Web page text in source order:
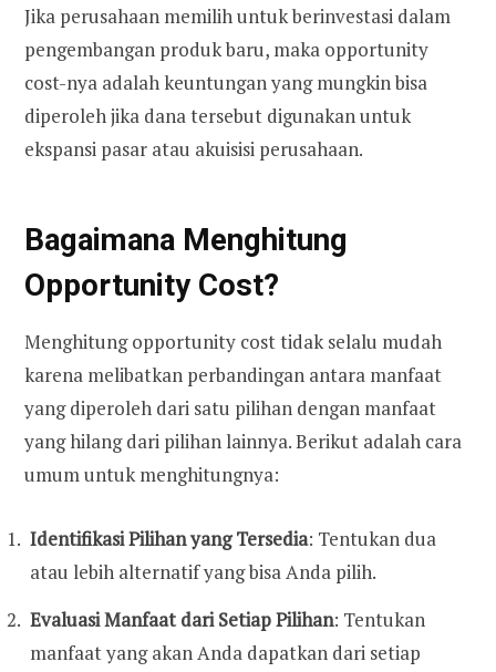
Jika perusahaan memilih untuk berinvestasi dalam
pengembangan produk baru, maka opportunity
cost-nya adalah keuntungan yang mungkin bisa
diperoleh jika dana tersebut digunakan untuk
ekspansi pasar atau akuisisi perusahaan.
Bagaimana Menghitung
Opportunity Cost?
Menghitung opportunity cost tidak selalu mudah
karena melibatkan perbandingan antara manfaat
yang diperoleh dari satu pilihan dengan manfaat
yang hilang dari pilihan lainnya. Berikut adalah cara
umum untuk menghitungnya:
Identifikasi Pilihan yang Tersedia: Tentukan dua
atau lebih alternatif yang bisa Anda pilih.
Evaluasi Manfaat dari Setiap Pilihan: Tentukan
manfaat yang akan Anda dapatkan dari setiap